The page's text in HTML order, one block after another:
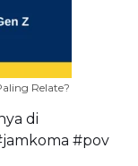
Relate?
di
#pov